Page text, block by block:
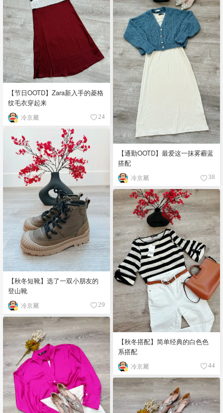
【节日OOTD】Zara新入手的菱格
纹毛衣穿起来
冷京屬 24
【通勤OOTD】最爱这一抹雾霾蓝
搭配
冷京屬 38
【秋冬短靴】选了一双小朋友的
登山靴
冷京屬 29
【秋冬搭配】简单经典的白色色
系搭配
冷京屬 44